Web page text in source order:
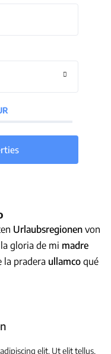
Urlaubsregionen von
gloria de mi madre
la pradera ullamco qué
elit. Ut elit tellus,